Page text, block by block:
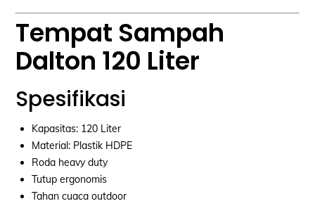
Tempat Sampah
Dalton 120 Liter
Spesifikasi
Kapasitas: 120 Liter
Material: Plastik HDPE
Roda heavy duty
Tutup ergonomis
Tahan cuaca outdoor